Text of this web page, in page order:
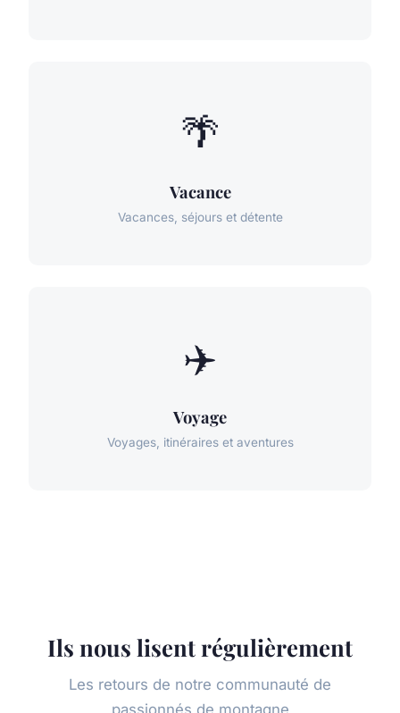
🌴
Vacance
Vacances, séjours et détente
✈️
Voyage
Voyages, itinéraires et aventures
Ils nous lisent régulièrement
Les retours de notre communauté de